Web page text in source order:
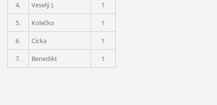
4. Veselý J. 1
5. Kolečko 1
6. Cicka 1
7. Benedikt 1